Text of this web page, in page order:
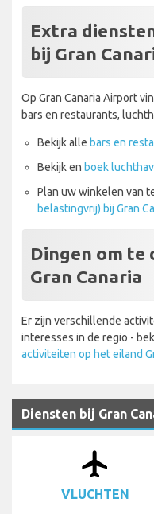
Extra
bij Gran
Op Gran Canaria Airport
bars en restaurants,
Bekijk alle bars en
Bekijk en boek
Plan uw winkelen van
belastingvrij) bij Gran
Dingen om te
Gran Canaria
Er zijn verschillende
interesses in de regio -
activiteiten op het eiland
Diensten bij Gran
airplanemode_active
VLUCHTEN